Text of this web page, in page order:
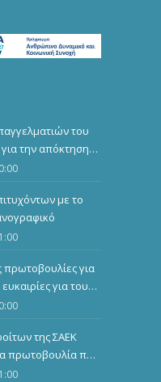
του
την απόκτηση
με το
για
για τους
της ΣΑΕΚ
πρωτοβουλία που
και εμπνέει